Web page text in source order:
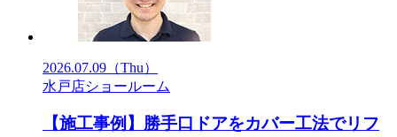
2026.07.09 （Thu）
水戸店ショールーム
【施工事例】勝手口ドアをカバー工法でリフ